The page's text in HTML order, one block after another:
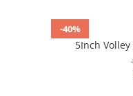
-40%
5Inch Volley